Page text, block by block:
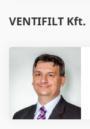
VENTIFILT Kft.